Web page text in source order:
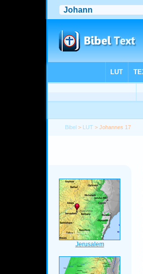
Bibel > LUT > Johannes 17